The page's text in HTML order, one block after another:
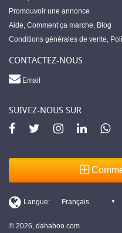
Promouvoir une annonce
Aide, Comment ça marche, Blog
Conditions générales de vente,
CONTACTEZ-NOUS
Email
SUIVEZ-NOUS SUR
© 2026, dahaboo.com